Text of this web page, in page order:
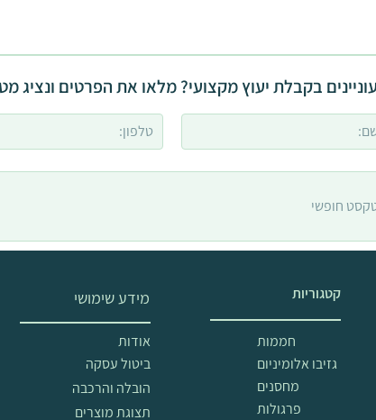
בקבלת יעוץ מקצועי? מלאו את הפרטים ונציג
מידע שימושי
אודות
ביטול עסקה
הובלה והרכבה
תצוגת מוצרים
קטגוריות
חממות
גזיבו אלומיניום
מחסנים
פרגולות